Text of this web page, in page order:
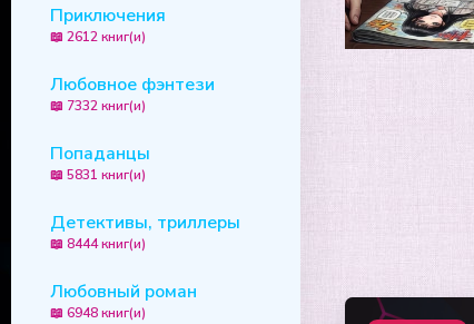
Приключения
📖 2612 книг(и)
Любовное фэнтези
📖 7332 книг(и)
Попаданцы
📖 5831 книг(и)
Детективы, триллеры
📖 8444 книг(и)
Любовный роман
📖 6948 книг(и)